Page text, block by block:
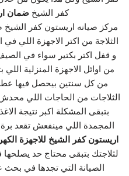
كفر الشيخ ضمان
مركز صيانه اريستون كفر الشيخ
الثلاجة من اكتر الاجهزة اللي
و قفل اكتر بكتير سواء في
من اوائل الاجهزة المنزلية
من كل سنتين بيحصل فيها
الثلاجات من الحاجات اللي
بتبقى المشكلة اكبر نتيجة
المجمدة اللي مينفعش تقعد برة
اريستون كفر الشيخ للاجهزة
لثلاجتك بتبقى محتاج حد
الصيانة التي تجدها في بحث